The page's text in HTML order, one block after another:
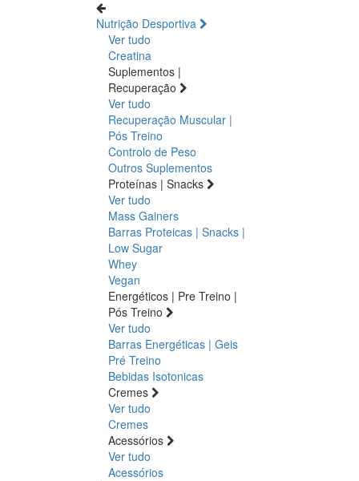
Nutrição Desportiva
Ver tudo
Creatina
Suplementos |
Recuperação
Ver tudo
Recuperação Muscular |
Pós Treino
Controlo de Peso
Outros Suplementos
Proteínas | Snacks
Ver tudo
Mass Gainers
Barras Proteicas | Snacks |
Low Sugar
Whey
Vegan
Energéticos | Pre Treino |
Pós Treino
Ver tudo
Barras Energéticas | Geis
Pré Treino
Bebidas Isotonicas
Cremes
Ver tudo
Cremes
Acessórios
Ver tudo
Acessórios